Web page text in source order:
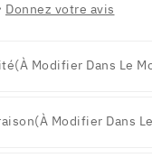
Donnez votre avis
(à Modifier Dans Le
(à Modifier Dans